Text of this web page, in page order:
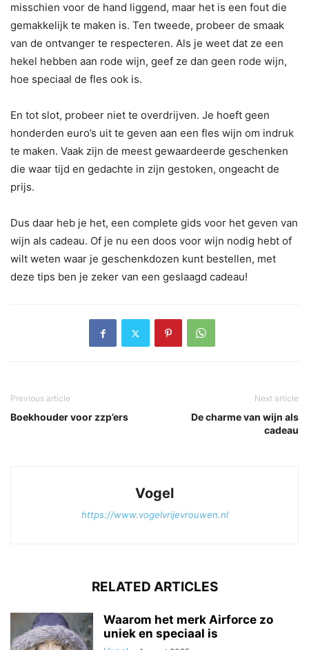
misschien voor de hand liggend, maar het is een fout die
gemakkelijk te maken is. Ten tweede, probeer de smaak
van de ontvanger te respecteren. Als je weet dat ze een
hekel hebben aan rode wijn, geef ze dan geen rode wijn,
hoe speciaal de fles ook is.
En tot slot, probeer niet te overdrijven. Je hoeft geen
honderden euro’s uit te geven aan een fles wijn om indruk
te maken. Vaak zijn de meest gewaardeerde geschenken
die waar tijd en gedachte in zijn gestoken, ongeacht de
prijs.
Dus daar heb je het, een complete gids voor het geven van
wijn als cadeau. Of je nu een doos voor wijn nodig hebt of
wilt weten waar je geschenkdozen kunt bestellen, met
deze tips ben je zeker van een geslaagd cadeau!
Previous article
Boekhouder voor zzp’ers
Next article
De charme van wijn als
cadeau
Vogel
https://www.vogelvrijevrouwen.nl
RELATED ARTICLES
Waarom het merk Airforce zo
uniek en speciaal is